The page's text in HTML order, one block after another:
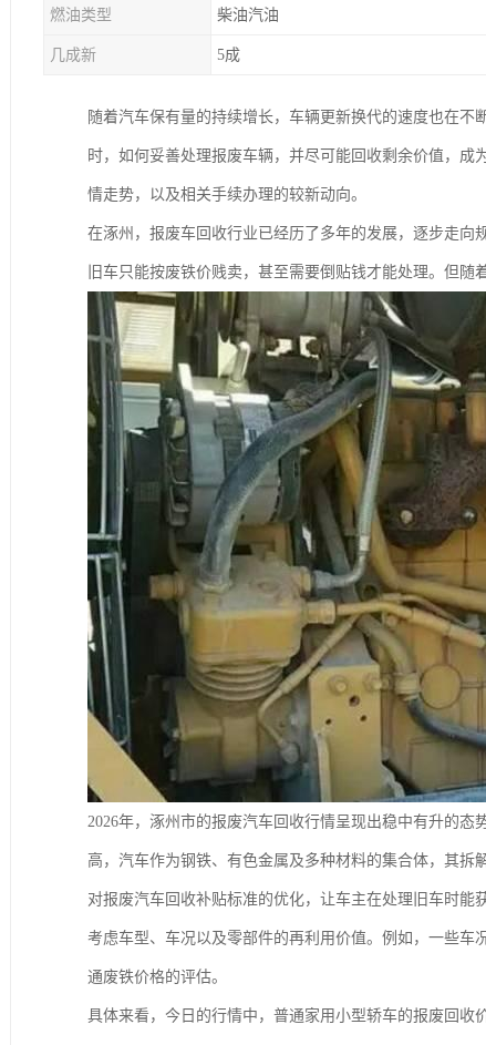
燃油类型 柴油汽油
几成新 5成
随着汽车保有量的持续增长，车辆更新换代的速度也在
时，如何妥善处理报废车辆，并尽可能回收剩余价值，
情走势，以及相关手续办理的较新动向。
在涿州，报废车回收行业已经历了多年的发展，逐步走向
旧车只能按废铁价贱卖，甚至需要倒贴钱才能处理。但
2026年，涿州市的报废汽车回收行情呈现出稳中有升的
高，汽车作为钢铁、有色金属及多种材料的集合体，其
对报废汽车回收补贴标准的优化，让车主在处理旧车时
考虑车型、车况以及零部件的再利用价值。例如，一些
通废铁价格的评估。
具体来看，今日的行情中，普通家用小型轿车的报废回